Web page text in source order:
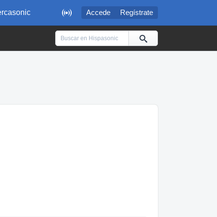
 Accede Regístrate